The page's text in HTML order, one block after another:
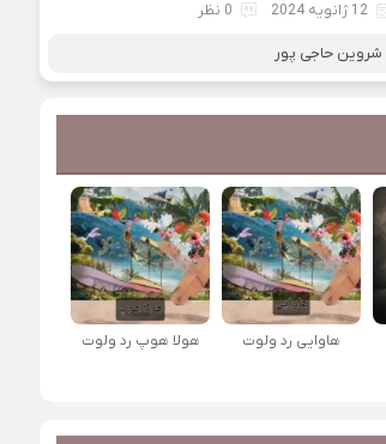
12 ژانویه 2024 0 نظر
شروین حاجی پور
هاوایی رد ولوت هولا هوپ رد ولوت